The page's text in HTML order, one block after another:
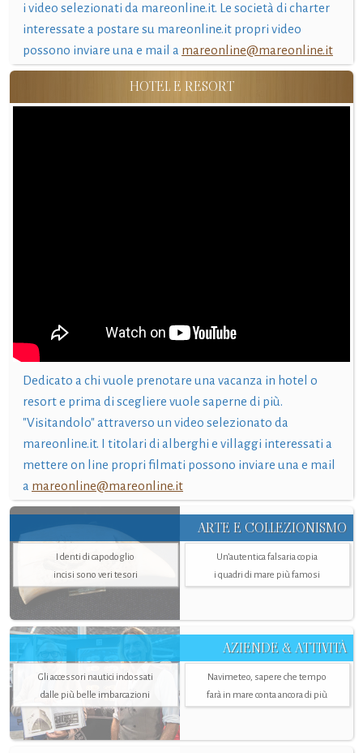
i video selezionati da mareonline.it. Le società di charter
interessate a postare su mareonline.it propri video
possono inviare una e mail a mareonline@mareonline.it
HOTEL E RESORT
Dedicato a chi vuole prenotare una vacanza in hotel o
resort e prima di scegliere vuole saperne di più.
"Visitandolo" attraverso un video selezionato da
mareonline.it. I titolari di alberghi e villaggi interessati a
mettere on line propri filmati possono inviare una e mail
a mareonline@mareonline.it
ARTE E COLLEZIONISMO
I denti di capodoglio
incisi sono veri tesori
Un’autentica falsaria copia
i quadri di mare più famosi
AZIENDE & ATTIVITÀ
Gli accessori nautici indossati
dalle più belle imbarcazioni
Navimeteo, sapere che tempo
farà in mare conta ancora di più